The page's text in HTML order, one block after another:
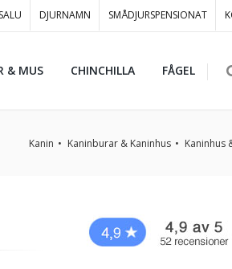
DJURNAMN SMÅDJURSPENSIONAT
& MUS CHINCHILLA FÅGEL
Kanin Kaninburar & Kaninhus Kaninhus